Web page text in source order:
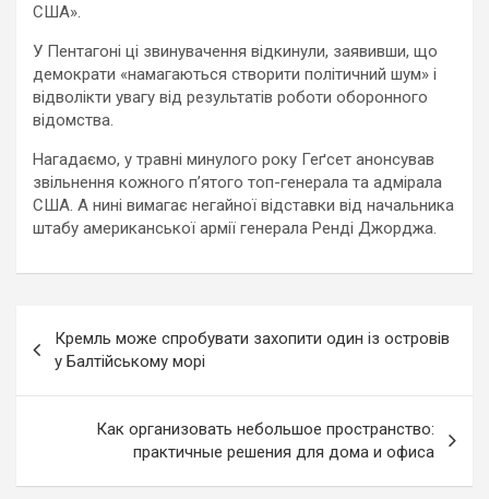
США».
У Пентагоні ці звинувачення відкинули, заявивши, що
демократи «намагаються створити політичний шум» і
відволікти увагу від результатів роботи оборонного
відомства.
Нагадаємо, у травні минулого року Геґсет анонсував
звільнення кожного п’ятого топ-генерала та адмірала
США. А нині вимагає негайної відставки від начальника
штабу американської армії генерала Ренді Джорджа.
по
записям
Кремль може спробувати захопити один із островів
у Балтійському морі
Как организовать небольшое пространство:
практичные решения для дома и офиса